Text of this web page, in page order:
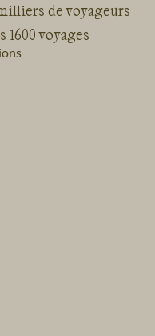
de voyageurs
1600 voyages